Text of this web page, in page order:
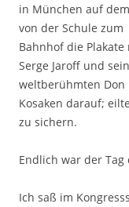
in München auf
von der Schule zum
Bahnhof die Plakate
Serge Jaroff und
weltberühmten Don
Kosaken darauf;
zu sichern.
Endlich war der
Ich saß im